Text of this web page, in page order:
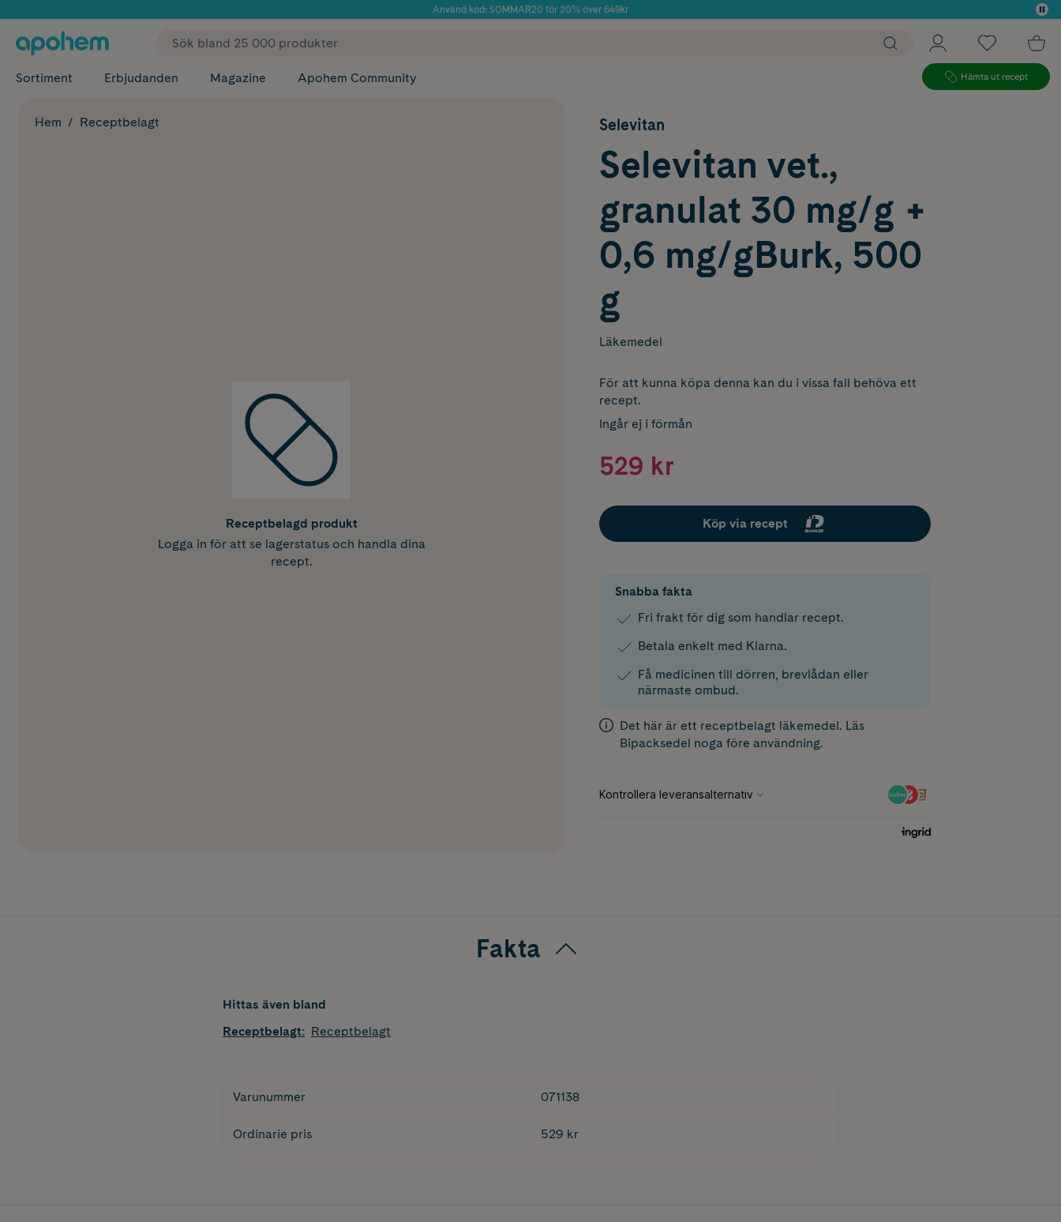
Använd kod: SOMMAR20 för 20% över 649kr
✓ Fri frakt
Sortiment Erbjudanden Magazine Apohem Community Hämta ut recept
Hem Receptbelagt
Receptbelagd produkt
Logga in för att se lagerstatus och handla dina
recept.
Selevitan
Selevitan vet.,
granulat 30 mg/g +
0,6 mg/gBurk, 500
g
Läkemedel
För att kunna köpa denna kan du i vissa fall behöva ett
recept.
Ingår ej i förmån
529 kr
Köp via recept
Snabba fakta
Fri frakt för dig som handlar recept.
Betala enkelt med Klarna.
Få medicinen till dörren, brevlådan eller
närmaste ombud.
Det här är ett receptbelagt läkemedel. Läs
Bipacksedel noga före användning.
Fakta
Hittas även bland
Receptbelagt: Receptbelagt
Varunummer 071138
Ordinarie pris 529 kr